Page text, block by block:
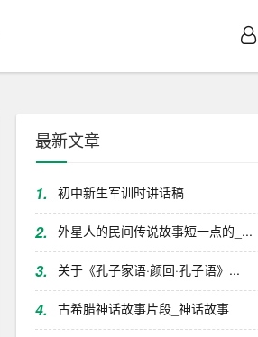
最新文章
1. 初中新生军训时讲话稿
2. 外星人的民间传说故事短一点的_...
3. 关于《孔子家语·颜回·孔子语》...
4. 古希腊神话故事片段_神话故事